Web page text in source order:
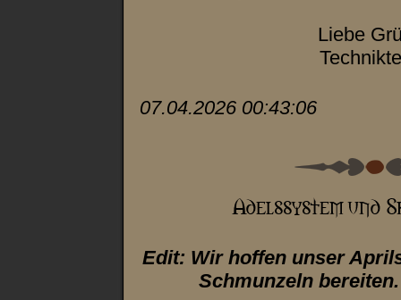
Liebe
07.04.2026 00:43:06
Edit: Wir hoffen unser
Schmunzeln